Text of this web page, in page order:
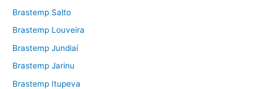
Brastemp Salto
Brastemp Louveira
Brastemp Jundiaí
Brastemp Jarinu
Brastemp Itupeva